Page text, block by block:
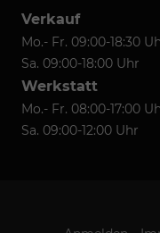
Verkauf
Mo.- Fr. 09:00-18:30
Sa. 09:00-18:00 Uhr
Werkstatt
Mo.- Fr. 08:00-17:00
Sa. 09:00-12:00 Uhr